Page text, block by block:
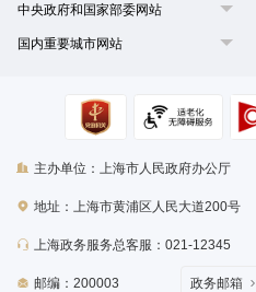
中央政府和国家部委网站
国内重要城市网站
主办单位：上海市人民政府办公厅
地址：上海市黄浦区人民大道200号
上海政务服务总客服：021-12345
邮编：200003 政务邮箱